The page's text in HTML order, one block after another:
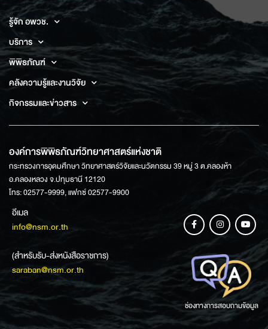
รู้จัก อพวช.
บริการ
พิพิธภัณฑ์
คลังความรู้และงานวิจัย
กิจกรรมและข่าวสาร
องค์การพิพิธภัณฑ์วิทยาศาสตร์แห่งชาติ
กระทรวงการอุดมศึกษา วิทยาศาสตร์วิจัยและนวัตกรรม 39 หมู่ 3 ต.คลองห้า
อ.คลองหลวง จ.ปทุมธานี 12120
โทร: 02577-9999, แฟกซ์ 02577-9900
อีเมล
info@nsm.or.th
(สำหรับรับ-ส่งหนังสือราชการ)
saraban@nsm.or.th
ช่องทางการสอบถามข้อมูล